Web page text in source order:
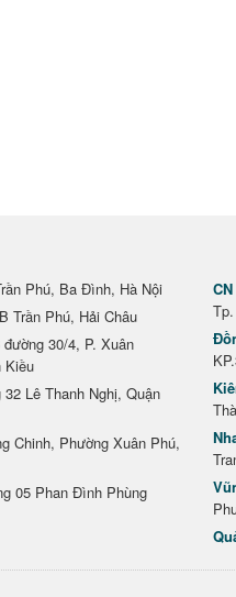
Phú, Ba Đình, Hà Nội
Trần Phú, Hải Châu
đường 30/4, P. Xuân
Kiều
Lê Thanh Nghị, Quận
Chinh, Phường Xuân Phú,
05 Phan Đình Phùng